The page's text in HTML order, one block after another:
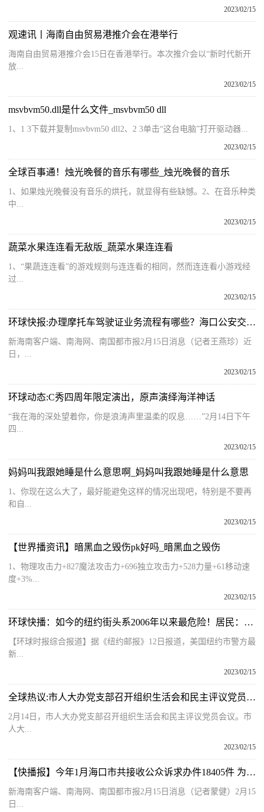
2023/02/15
观速讯丨海南自由贸易港推介会在港举行
海南自由贸易港推介会15日在香港举行。本次推介会以“新时代新开
放...
2023/02/15
msvbvm50.dll是什么文件_msvbvm50 dll
1、1 3下载并复制msvbvm50 dll2、2 3单击“这台电脑”打开驱动器...
2023/02/15
全球百事通！烛光晚餐的音乐有哪些_烛光晚餐的音乐
1、如果烛光晚餐没有音乐的烘托，就显得有些缺憾。2、在音乐种类
中...
2023/02/15
蔬菜水果连连看无敌版_蔬菜水果连连看
1、“果蔬连连看”的游戏规则与连连看的相同，然而连连看小游戏经
过...
2023/02/15
环球快报:办理摩托车驾驶证业务流程有哪些？海口公安交警发布最新提醒
新海南客户端、南海网、南国都市报2月15日消息（记者王燕珍）近
日，...
2023/02/15
环球动态:C秀四周年限定演出，原声演绎海洋神话
“我在海的深处望着你，你是浪涛声里温柔的叹息……”2月14日下午
四...
2023/02/15
妈妈叫我跟她睡是什么意思啊_妈妈叫我跟她睡是什么意思
1、你现在这么大了，最好能避免这样的情况出现吧，特别是不要再
和自...
2023/02/15
【世界播资讯】暗黑血之毁伤pk好吗_暗黑血之毁伤
1、物理攻击力+827魔法攻击力+696独立攻击力+528力量+61移动速
度+3%...
2023/02/15
环球快播：如今的纽约街头系2006年以来最危险！居民：治安没有最差只有更差
【环球时报综合报道】据《纽约邮报》12日报道，美国纽约市警方最
新...
2023/02/15
全球热议:市人大办党支部召开组织生活会和民主评议党员会议
2月14日，市人大办党支部召开组织生活会和民主评议党员会议。市
人大...
2023/02/15
【快播报】今年1月海口市共接收公众诉求办件18405件 为消费者挽回经济损失2.3万元
新海南客户端、南海网、南国都市报2月15日消息（记者蒙健）2月15
日...